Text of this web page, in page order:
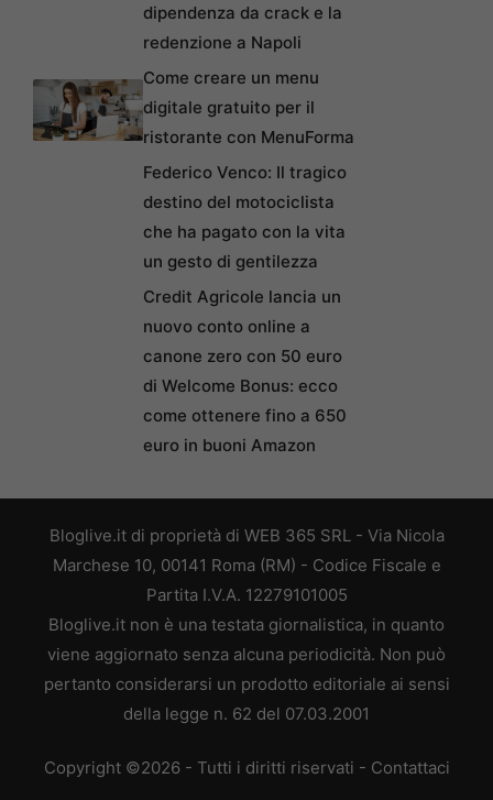
dipendenza da crack e la
redenzione a Napoli
Come creare un menu
digitale gratuito per il
ristorante con MenuForma
Federico Venco: Il tragico
destino del motociclista
che ha pagato con la vita
un gesto di gentilezza
Credit Agricole lancia un
nuovo conto online a
canone zero con 50 euro
di Welcome Bonus: ecco
come ottenere fino a 650
euro in buoni Amazon
Bloglive.it di proprietà di WEB 365 SRL - Via Nicola
Marchese 10, 00141 Roma (RM) - Codice Fiscale e
Partita I.V.A. 12279101005
Bloglive.it non è una testata giornalistica, in quanto
viene aggiornato senza alcuna periodicità. Non può
pertanto considerarsi un prodotto editoriale ai sensi
della legge n. 62 del 07.03.2001
Copyright ©2026 - Tutti i diritti riservati - Contattaci